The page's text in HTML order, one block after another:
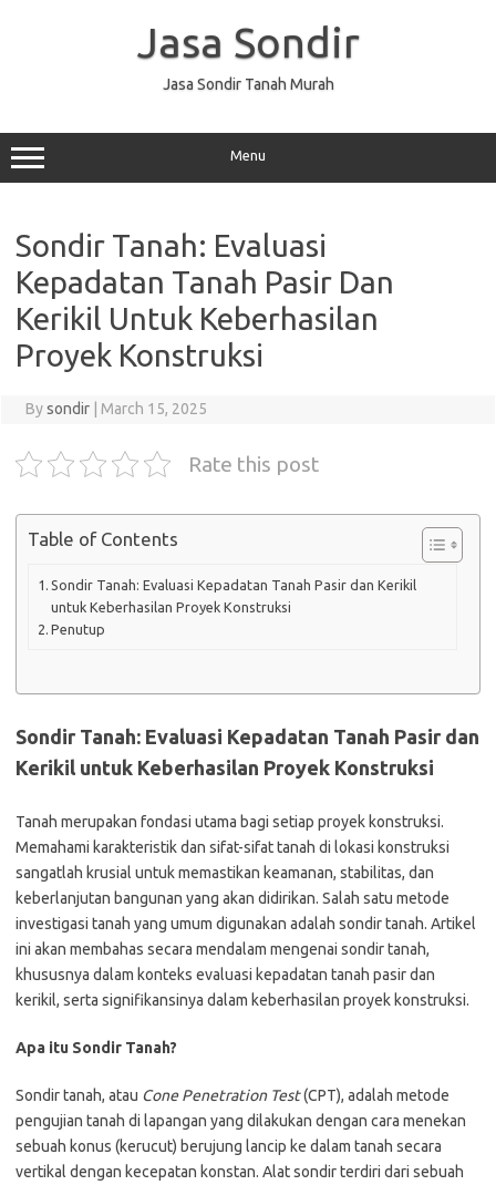
Jasa Sondir
Jasa Sondir Tanah Murah
Menu
Sondir Tanah: Evaluasi
Kepadatan Tanah Pasir Dan
Kerikil Untuk Keberhasilan
Proyek Konstruksi
Bysondir March 15, 2025
Rate this post
Table of Contents
Sondir Tanah: Evaluasi Kepadatan Tanah Pasir dan Kerikil
untuk Keberhasilan Proyek Konstruksi
Penutup
Sondir Tanah: Evaluasi Kepadatan Tanah Pasir dan
Kerikil untuk Keberhasilan Proyek Konstruksi
Tanah merupakan fondasi utama bagi setiap proyek konstruksi.
Memahami karakteristik dan sifat-sifat tanah di lokasi konstruksi
sangatlah krusial untuk memastikan keamanan, stabilitas, dan
keberlanjutan bangunan yang akan didirikan. Salah satu metode
investigasi tanah yang umum digunakan adalah sondir tanah. Artikel
ini akan membahas secara mendalam mengenai sondir tanah,
khususnya dalam konteks evaluasi kepadatan tanah pasir dan
kerikil, serta signifikansinya dalam keberhasilan proyek konstruksi.
Apa itu Sondir Tanah?
Sondir tanah, atau Cone Penetration Test(CPT), adalah metode
pengujian tanah di lapangan yang dilakukan dengan cara menekan
sebuah konus (kerucut) berujung lancip ke dalam tanah secara
vertikal dengan kecepatan konstan. Alat sondir terdiri dari sebuah